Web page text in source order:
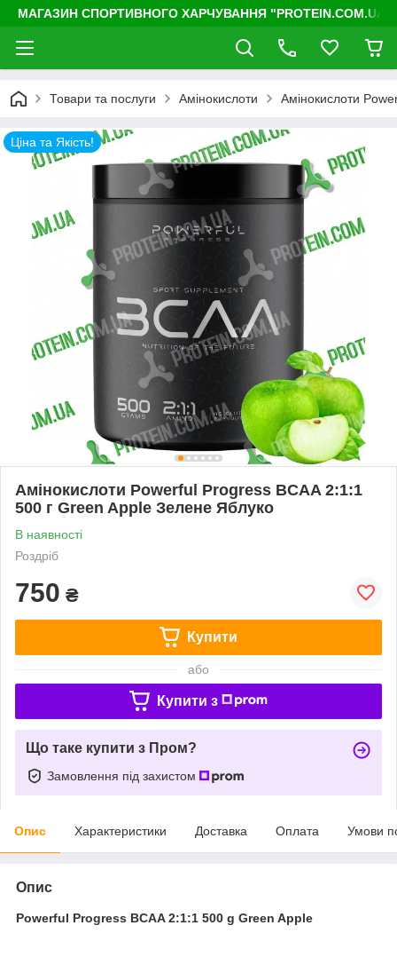
МАГАЗИН СПОРТИВНОГО ХАРЧУВАННЯ "PROTEIN.COM.UA"
Товари та послуги Амінокислоти Амінокислоти
Ціна та Якість!
Амінокислоти Powerful Progress BCAA 2:1:1
500 г Green Apple Зелене Яблуко
В наявності
Роздріб
750 ₴
Купити
або
Купити з
Що таке купити з Пром?
Замовлення під захистом
Опис Характеристики Доставка Оплата Умови
Опис
Powerful Progress BCAA 2:1:1 500 g Green Apple